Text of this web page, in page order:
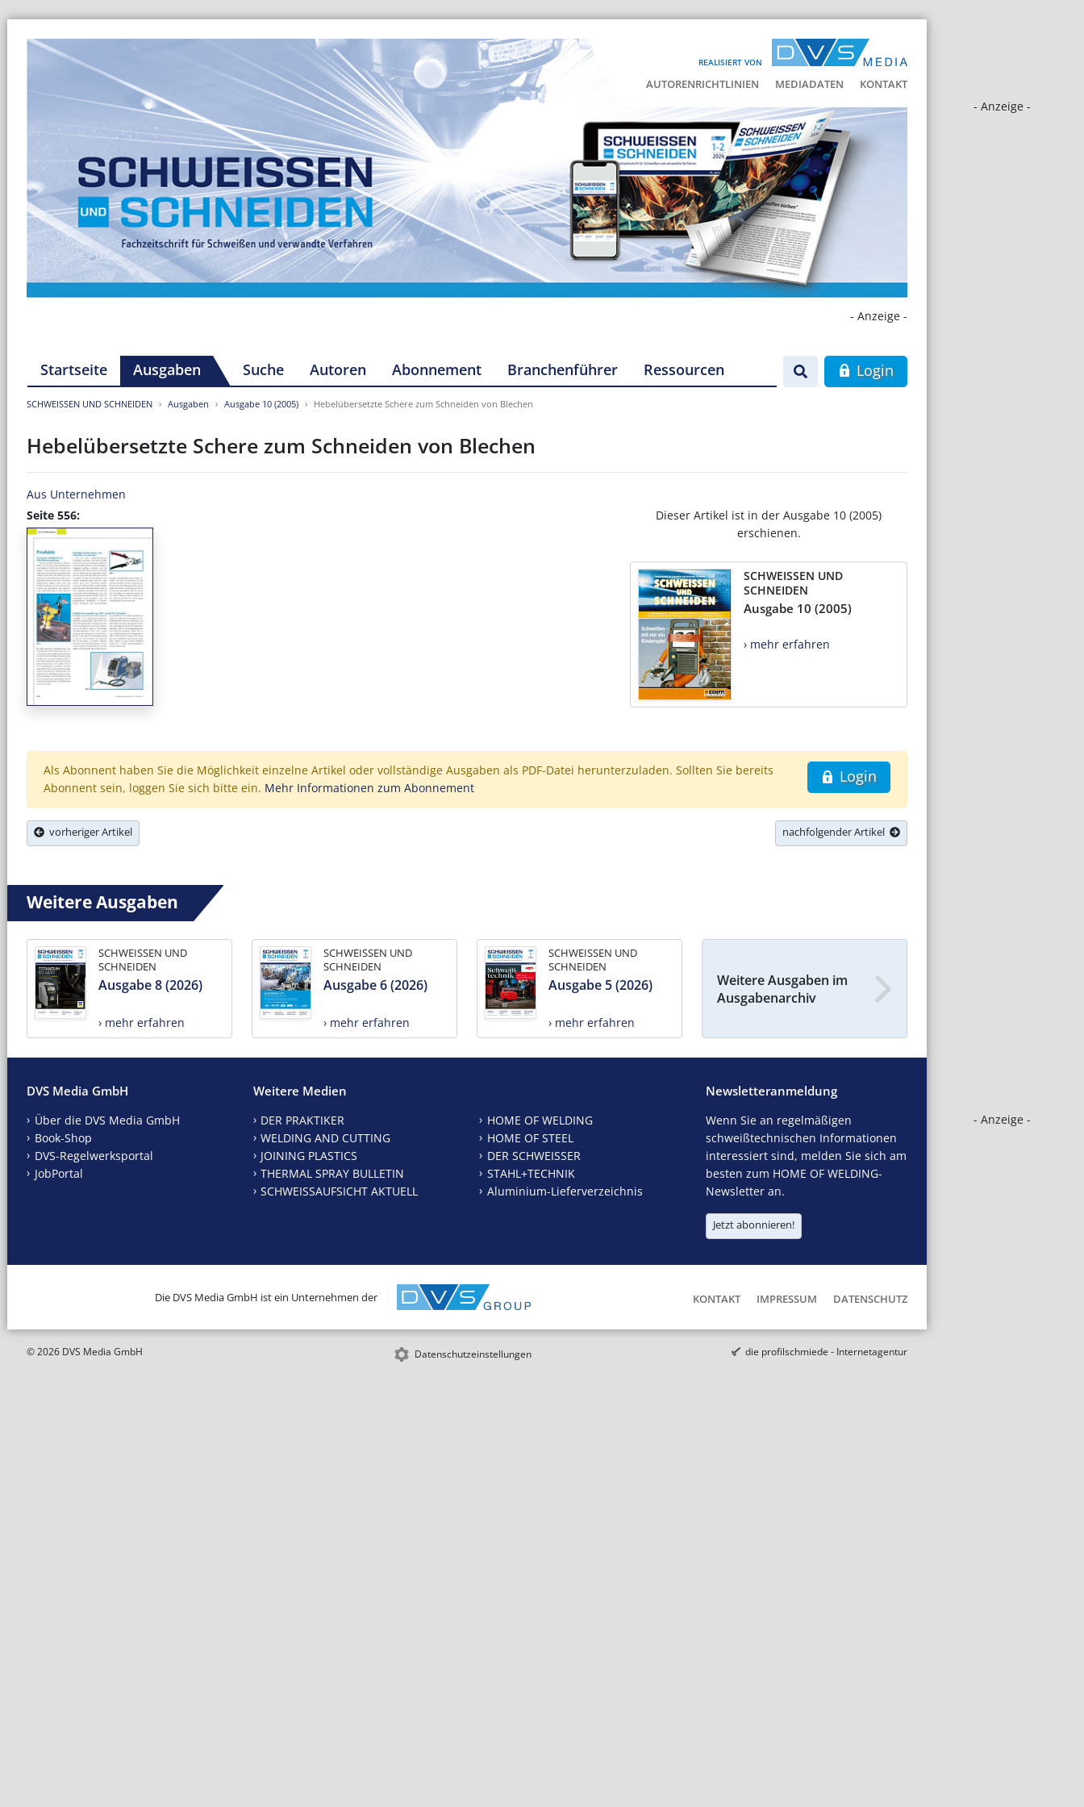
REALISIERT VON
AUTORENRICHTLINIEN MEDIADATEN KONTAKT
- Anzeige -
- Anzeige -
- Anzeige -
Startseite Ausgaben Suche Autoren Abonnement Branchenführer Ressourcen Login
SCHWEISSEN UND SCHNEIDEN Ausgaben Ausgabe 10 (2005) Hebelübersetzte Schere zum Schneiden von Blechen
Hebelübersetzte Schere zum Schneiden von Blechen
Aus Unternehmen
Seite 556:
Dieser Artikel ist in der Ausgabe 10 (2005)
erschienen.
SCHWEISSEN UND
SCHNEIDEN
Ausgabe 10 (2005)
› mehr erfahren
Login
Als Abonnent haben Sie die Möglichkeit einzelne Artikel oder vollständige Ausgaben als PDF-Datei herunterzuladen. Sollten Sie bereits
Abonnent sein, loggen Sie sich bitte ein. Mehr Informationen zum Abonnement
vorheriger Artikel nachfolgender Artikel
Weitere Ausgaben
SCHWEISSEN UND
SCHNEIDEN
Ausgabe 8 (2026)
› mehr erfahren
SCHWEISSEN UND
SCHNEIDEN
Ausgabe 6 (2026)
› mehr erfahren
SCHWEISSEN UND
SCHNEIDEN
Ausgabe 5 (2026)
› mehr erfahren
Weitere Ausgaben im
Ausgabenarchiv
DVS Media GmbH
Über die DVS Media GmbH
Book-Shop
DVS-Regelwerksportal
JobPortal
Weitere Medien
DER PRAKTIKER
WELDING AND CUTTING
JOINING PLASTICS
THERMAL SPRAY BULLETIN
SCHWEISSAUFSICHT AKTUELL
HOME OF WELDING
HOME OF STEEL
DER SCHWEISSER
STAHL+TECHNIK
Aluminium-Lieferverzeichnis
Newsletteranmeldung
Wenn Sie an regelmäßigen
schweißtechnischen Informationen
interessiert sind, melden Sie sich am
besten zum HOME OF WELDING-
Newsletter an.
Jetzt abonnieren!
Die DVS Media GmbH ist ein Unternehmen der KONTAKT IMPRESSUM DATENSCHUTZ
© 2026 DVS Media GmbH Datenschutzeinstellungen die profilschmiede - Internetagentur